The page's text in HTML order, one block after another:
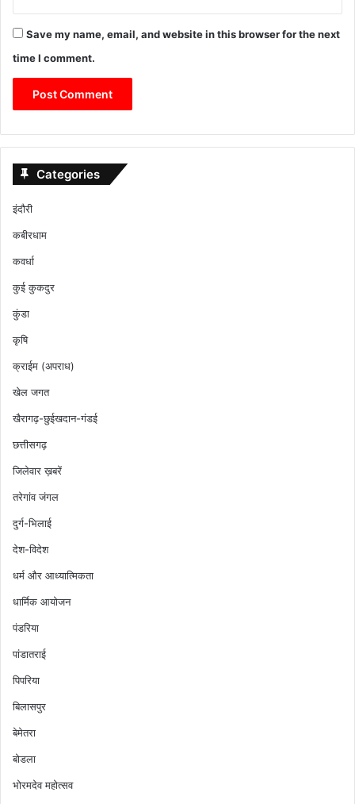
Save my name, email, and website in this browser for the next
time I comment.
Categories
इंदौरी
कबीरधाम
कवर्धा
कुई कुकदुर
कुंडा
कृषि
क्राईम (अपराध)
खेल जगत
खैरागढ़-छुईखदान-गंडई
छत्तीसगढ़
जिलेवार ख़बरें
तरेगांव जंगल
दुर्ग-भिलाई
देश-विदेश
धर्म और आध्यात्मिकता
धार्मिक आयोजन
पंडरिया
पांडातराई
पिपरिया
बिलासपुर
बेमेतरा
बोडला
भोरमदेव महोत्सव